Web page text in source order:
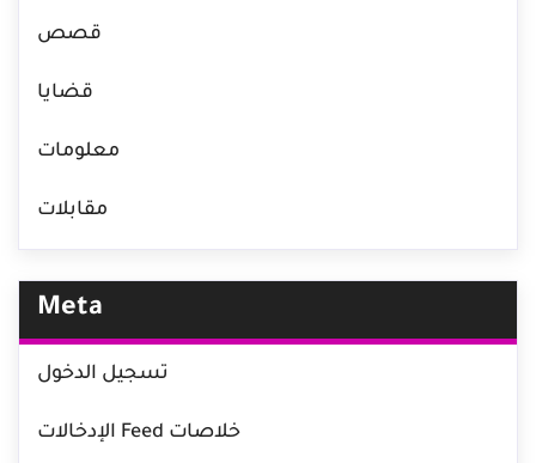
قصص
قضايا
معلومات
مقابلات
Meta
تسجيل الدخول
خلاصات Feed الإدخالات